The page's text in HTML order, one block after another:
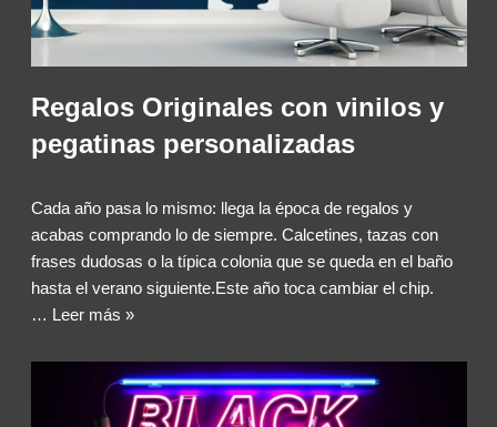
Regalos Originales con vinilos y
pegatinas personalizadas
Cada año pasa lo mismo: llega la época de regalos y
acabas comprando lo de siempre. Calcetines, tazas con
frases dudosas o la típica colonia que se queda en el baño
hasta el verano siguiente.Este año toca cambiar el chip.
… Leer más »